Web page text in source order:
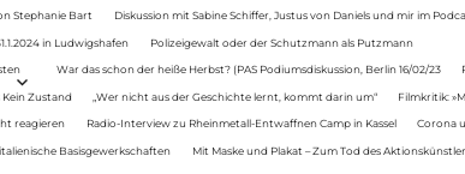
Stephanie Bart Diskussion mit Sabine Schiffer, Justus von Daniels und mir im
in Ludwigshafen Polizeigewalt oder der Schutzmann als Putzmann
War das schon der heiße Herbst? (PAS Podiumsdiskussion, Berlin 16/02/23
Kein Zustand „Wer nicht aus der Geschichte lernt, kommt darin um“ Filmkritik:
reagieren Radio-Interview zu Rheinmetall-Entwaffnen Camp in Kassel Corona
Basisgewerkschaften Mit Maske und Plakat – Zum Tod des